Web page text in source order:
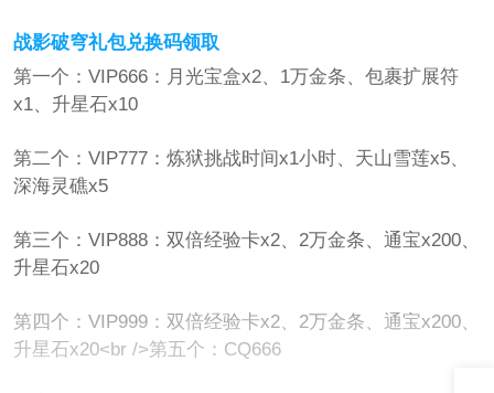
战影破穹礼包兑换码领取
第一个：VIP666：月光宝盒x2、1万金条、包裹扩展符
x1、升星石x10
第二个：VIP777：炼狱挑战时间x1小时、天山雪莲x5、
深海灵礁x5
第三个：VIP888：双倍经验卡x2、2万金条、通宝x200、
升星石x20
第四个：VIP999：双倍经验卡x2、2万金条、通宝x200、
升星石x20<br />第五个：CQ666